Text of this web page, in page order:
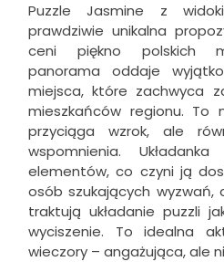
Puzzle Jasmine z
prawdziwie unikalna
ceni piękno polskich
panorama oddaje
miejsca, które zachwyca
mieszkańców regionu. To
przyciąga wzrok, ale
wspomnienia.
elementów, co czyni ją
osób szukających
traktują układanie puzzli
wyciszenie. To idealna
wieczory – angażująca, ale